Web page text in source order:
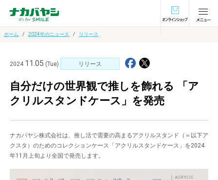
オンラインショ
ホーム 2024年のニュース リリース
2024 11.05 (Tue) リリース
自分だけの世界観で推しを飾れる 「ア
クリルスタンドケース」を発売
ナカバヤシ株式会社は、推し活で需要の高まるアクリルスタンド（＝以下ア
クスタ）のためのコレクションケース「アクリルスタンドケース」を2024
年11月上旬より全国で発売します。